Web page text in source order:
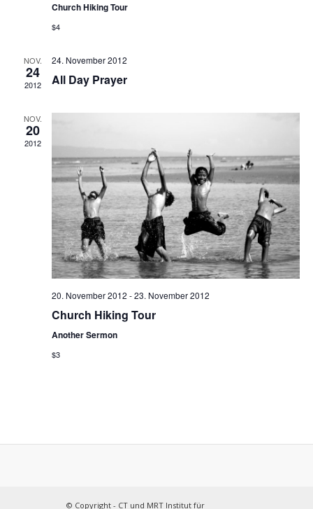
Church Hiking Tour
$4
NOV.
24
2012
24. November 2012
All Day Prayer
NOV.
20
2012
20. November 2012 -23. November 2012
Church Hiking Tour
Another Sermon
$3
© Copyright - CT und MRT Institut für